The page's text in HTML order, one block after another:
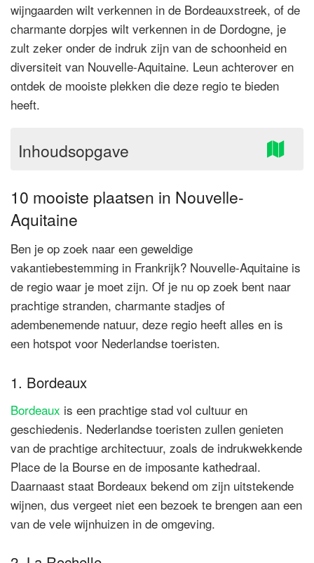
wijngaarden wilt verkennen in de Bordeauxstreek, of de
charmante dorpjes wilt verkennen in de Dordogne, je
zult zeker onder de indruk zijn van de schoonheid en
diversiteit van Nouvelle-Aquitaine. Leun achterover en
ontdek de mooiste plekken die deze regio te bieden
heeft.
Inhoudsopgave
10 mooiste plaatsen in Nouvelle-
Aquitaine
Ben je op zoek naar een geweldige
vakantiebestemming in Frankrijk? Nouvelle-Aquitaine is
de regio waar je moet zijn. Of je nu op zoek bent naar
prachtige stranden, charmante stadjes of
adembenemende natuur, deze regio heeft alles en is
een hotspot voor Nederlandse toeristen.
1. Bordeaux
Bordeaux is een prachtige stad vol cultuur en
geschiedenis. Nederlandse toeristen zullen genieten
van de prachtige architectuur, zoals de indrukwekkende
Place de la Bourse en de imposante kathedraal.
Daarnaast staat Bordeaux bekend om zijn uitstekende
wijnen, dus vergeet niet een bezoek te brengen aan een
van de vele wijnhuizen in de omgeving.